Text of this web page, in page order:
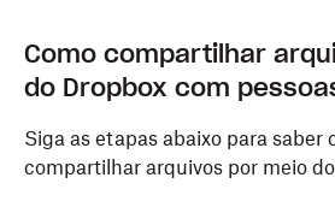
Como compartilhar
do Dropbox com
Siga as etapas abaixo para saber
compartilhar arquivos por meio